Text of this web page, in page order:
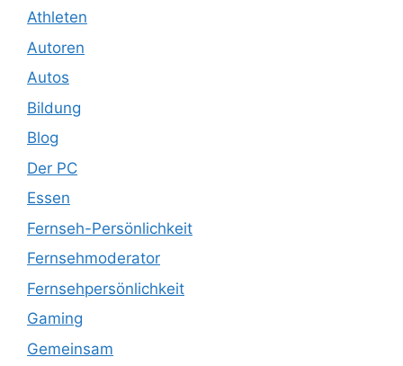
Athleten
Autoren
Autos
Bildung
Blog
Der PC
Essen
Fernseh-Persönlichkeit
Fernsehmoderator
Fernsehpersönlichkeit
Gaming
Gemeinsam